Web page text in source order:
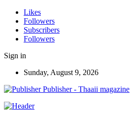
Likes
Followers
Subscribers
Followers
Sign in
Sunday, August 9, 2026
Publisher - Thaaii magazine